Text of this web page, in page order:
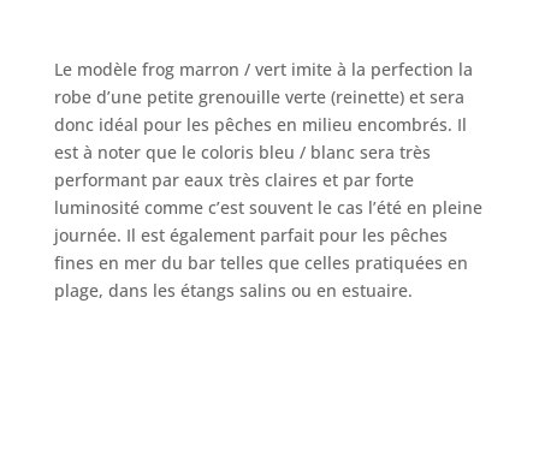
Le modèle frog marron / vert imite à la perfection la
robe d’une petite grenouille verte (reinette) et sera
donc idéal pour les pêches en milieu encombrés. Il
est à noter que le coloris bleu / blanc sera très
performant par eaux très claires et par forte
luminosité comme c’est souvent le cas l’été en pleine
journée. Il est également parfait pour les pêches
fines en mer du bar telles que celles pratiquées en
plage, dans les étangs salins ou en estuaire.